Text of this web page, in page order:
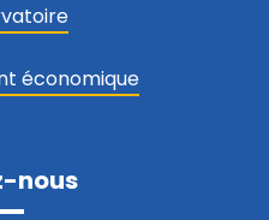
économique
nous